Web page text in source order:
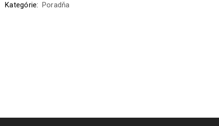
Kategórie: Poradňa